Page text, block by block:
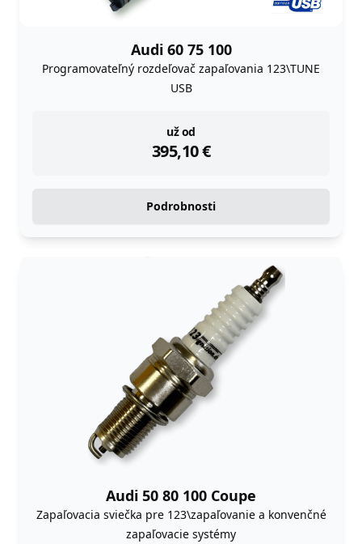
Audi 60 75 100
Programovateľný rozdeľovač zapaľovania 123\TUNE
USB
už od
395,10€
instock
Podrobnosti
Audi 50 80 100 Coupe
Zapaľovacia sviečka pre 123\zapaľovanie a konvenčné
zapaľovacie systémy